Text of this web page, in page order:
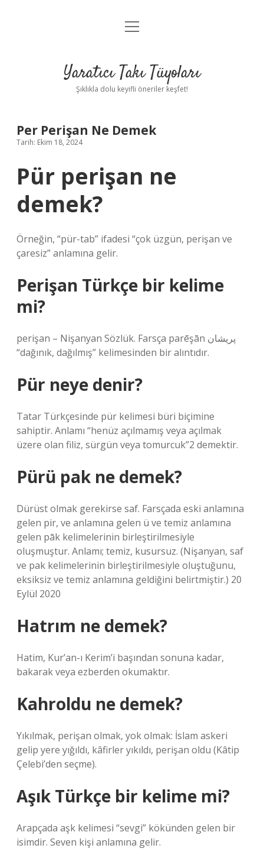
Anasayfa
Yasal Uyarı
menüyü
Yaratıcı Takı Tüyoları
Şıklıkla dolu keyifli öneriler keşfet!
Per Perişan Ne Demek
Tarih: Ekim 18, 2024
Pür perişan ne
demek?
Örneğin, “pür-tab” ifadesi “çok üzgün, perişan ve
çaresiz” anlamına gelir.
Perişan Türkçe bir kelime
mi?
perişan – Nişanyan Sözlük. Farsça parēşān پریشان
“dağınık, dağılmış” kelimesinden bir alıntıdır.
Pür neye denir?
Tatar Türkçesinde pür kelimesi büri biçimine
sahiptir. Anlamı “henüz açılmamış veya açılmak
üzere olan filiz, sürgün veya tomurcuk”2 demektir.
Pürü pak ne demek?
Dürüst olmak gerekirse saf. Farsçada eski anlamına
gelen pir, ve anlamına gelen ü ve temiz anlamına
gelen pāk kelimelerinin birleştirilmesiyle
oluşmuştur. Anlamı; temiz, kusursuz. (Nişanyan, saf
ve pak kelimelerinin birleştirilmesiyle oluştuğunu,
eksiksiz ve temiz anlamına geldiğini belirtmiştir.) 20
Eylül 2020
Hatrım ne demek?
Hatim, Kur’an-ı Kerim’i başından sonuna kadar,
bakarak veya ezberden okumaktır.
Kahroldu ne demek?
Yıkılmak, perişan olmak, yok olmak: İslam askeri
gelip yere yığıldı, kâfirler yıkıldı, perişan oldu (Kâtip
Çelebi’den seçme).
Aşık Türkçe bir kelime mi?
Arapçada aşk kelimesi “sevgi” kökünden gelen bir
isimdir. Seven kişi anlamına gelir.